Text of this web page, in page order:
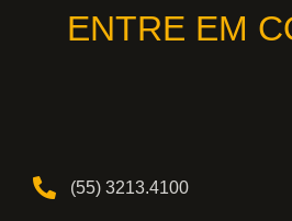
ENTRE EM
(55) 3213.4100